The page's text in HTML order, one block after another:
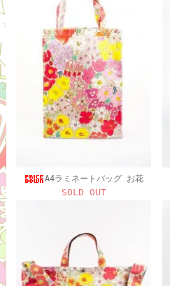
A4ラミネートバッグ お花
SOLD OUT